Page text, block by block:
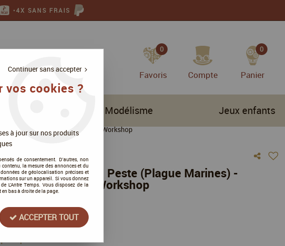
•4X SANS FRAIS
0
Favoris Compte
0
Panier
Modélisme Jeux enfants
- Warhammer 40K - Games Workshop
- Marines de la Peste (Plague Marines) -
40K - Games Workshop
TTCau lieu de50,00
épuisement du stock
Continuer sans accepter
vos cookies ?
à jour sur nos produits
de consentement. D'autres, non
la mesure des annonces et du
de géolocalisation précises et
sur un appareil. Si vous donnez
L'Antre Temps. Vous disposez de la
bas à droite de la page.
ACCEPTER TOUT